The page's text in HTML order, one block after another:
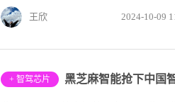
王欣 2024-10-09
+ 智驾芯片 黑芝麻智能抢下中国